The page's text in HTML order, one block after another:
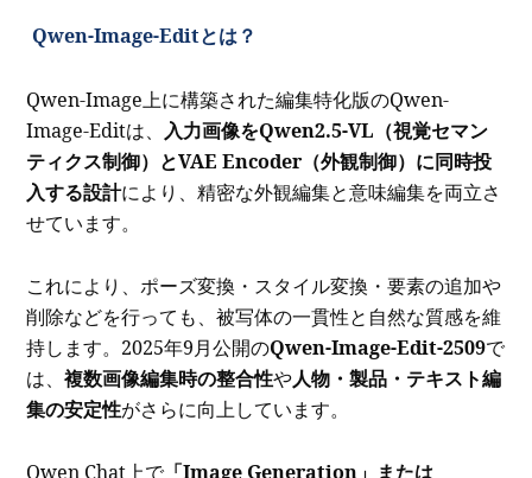
Qwen-Image-Editとは？
Qwen-Image上に構築された編集特化版のQwen-
Image-Editは、 入力画像をQwen2.5-VL（視覚セマン
ティクス制御）とVAE Encoder（外観制御）に同時投
入する設計により、精密な外観編集と意味編集を両立さ
せています。
これにより、ポーズ変換・スタイル変換・要素の追加や
削除などを行っても、被写体の一貫性と自然な質感を維
持します。2025年9月公開のQwen-Image-Edit-2509で
は、複数画像編集時の整合性や人物・製品・テキスト編
集の安定性がさらに向上しています。
Qwen Chat上で「Image Generation」または